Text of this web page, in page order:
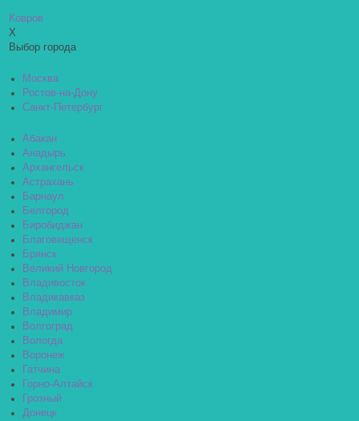
Ковров
X
Выбор города
Москва
Ростов-на-Дону
Санкт-Петербург
Абакан
Анадырь
Архангельск
Астрахань
Барнаул
Белгород
Биробиджан
Благовещенск
Брянск
Великий Новгород
Владивосток
Владикавказ
Владимир
Волгоград
Вологда
Воронеж
Гатчина
Горно-Алтайск
Грозный
Донецк